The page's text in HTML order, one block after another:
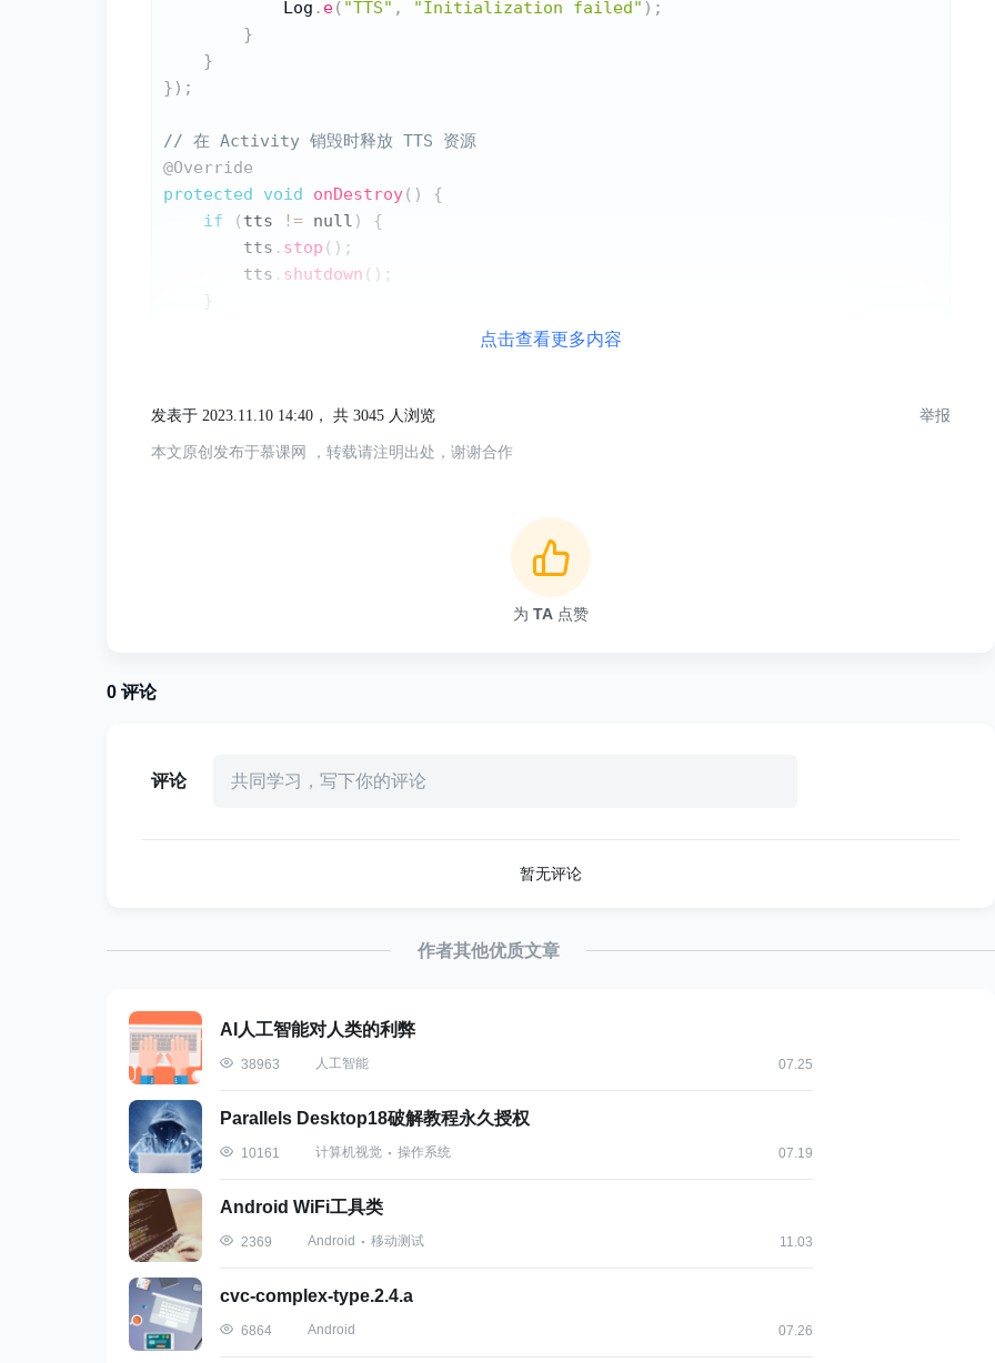
            Log
. e( "TTS" , "Initialization failed" ) ;
}
}
} ) ;
// 在 Activity 销毁时释放 TTS 资源
@Override
protected
void onDestroy( )
{
if
( tts != null )
{
        tts
. stop ( ) ;
        tts
. shutdown ( ) ;
}
下面是自己封装的工具类想用的可以直接使用
private TextToSpeech textToSpeech
defaultSpeechRate = 1.0f
private String utteranceId = "utteranceId"; // 唯一标识符
void onInitSuccess
onInitFailure
onSpeechDone( );
onSpeechError (String errorMessage
public TTSUtil(Context context
this
context = context
        textToSpeech
= new TextToSpeech(context, new TextToSpeech
@Override
点击查看更多内容
发表于 2023.11.10 14:40， 共 3045 人浏览
本文原创发布于慕课网 ，转载请注明出处，谢谢合作
举报
为 TA 点赞
0 评论
评论 共同学习，写下你的评论
暂无评论
作者其他优质文章
AI人工智能对人类的利弊
38963 人工智能 07.25
Parallels Desktop18破解教程永久授权
10161 计算机视觉 操作系统 07.19
Android WiFi工具类
2369 Android 移动测试 11.03
cvc-complex-type.2.4.a
6864 Android 07.26